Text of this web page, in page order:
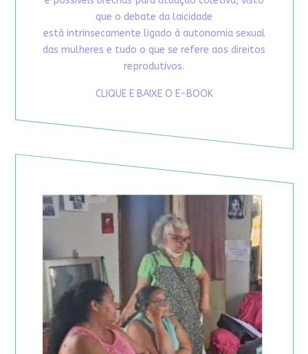
que o debate da laicidade
está intrinsecamente ligado à autonomia sexual
das mulheres e tudo o que se refere aos direitos
reprodutivos.
CLIQUE E BAIXE O E-BOOK